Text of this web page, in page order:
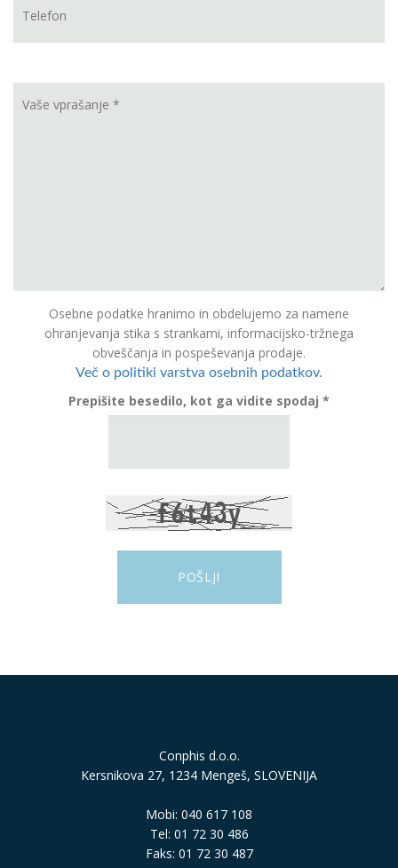
Osebne podatke hranimo in obdelujemo za namene
ohranjevanja stika s strankami, informacijsko-tržnega
obveščanja in pospeševanja prodaje.
Več o politiki varstva osebnih podatkov.
Prepišite besedilo, kot ga vidite spodaj *
Conphis d.o.o.
Kersnikova 27, 1234 Mengeš, SLOVENIJA
Mobi: 040 617 108
Tel: 01 72 30 486
Faks: 01 72 30 487